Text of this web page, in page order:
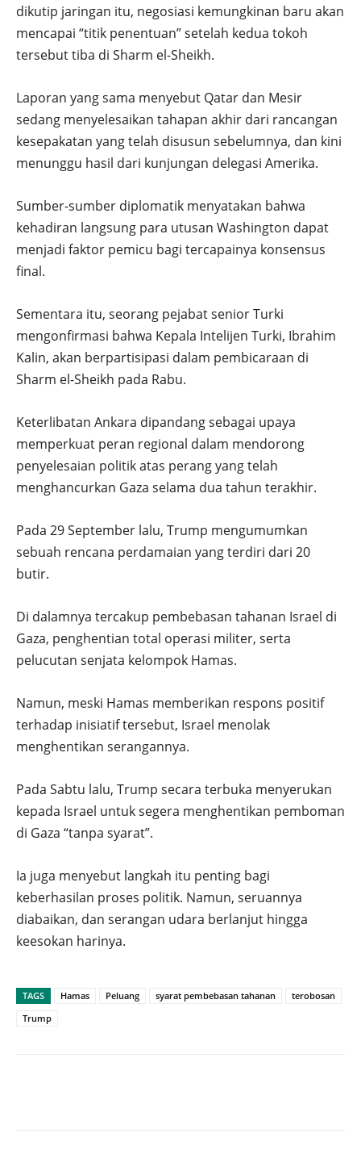
dikutip jaringan itu, negosiasi kemungkinan baru akan
mencapai “titik penentuan” setelah kedua tokoh
tersebut tiba di Sharm el-Sheikh.
Laporan yang sama menyebut Qatar dan Mesir
sedang menyelesaikan tahapan akhir dari rancangan
kesepakatan yang telah disusun sebelumnya, dan kini
menunggu hasil dari kunjungan delegasi Amerika.
Sumber-sumber diplomatik menyatakan bahwa
kehadiran langsung para utusan Washington dapat
menjadi faktor pemicu bagi tercapainya konsensus
final.
Sementara itu, seorang pejabat senior Turki
mengonfirmasi bahwa Kepala Intelijen Turki, Ibrahim
Kalin, akan berpartisipasi dalam pembicaraan di
Sharm el-Sheikh pada Rabu.
Keterlibatan Ankara dipandang sebagai upaya
memperkuat peran regional dalam mendorong
penyelesaian politik atas perang yang telah
menghancurkan Gaza selama dua tahun terakhir.
Pada 29 September lalu, Trump mengumumkan
sebuah rencana perdamaian yang terdiri dari 20
butir.
Di dalamnya tercakup pembebasan tahanan Israel di
Gaza, penghentian total operasi militer, serta
pelucutan senjata kelompok Hamas.
Namun, meski Hamas memberikan respons positif
terhadap inisiatif tersebut, Israel menolak
menghentikan serangannya.
Pada Sabtu lalu, Trump secara terbuka menyerukan
kepada Israel untuk segera menghentikan pemboman
di Gaza “tanpa syarat”.
Ia juga menyebut langkah itu penting bagi
keberhasilan proses politik. Namun, seruannya
diabaikan, dan serangan udara berlanjut hingga
keesokan harinya.
TAGS Hamas Peluang syarat pembebasan tahanan
terobosan
Trump